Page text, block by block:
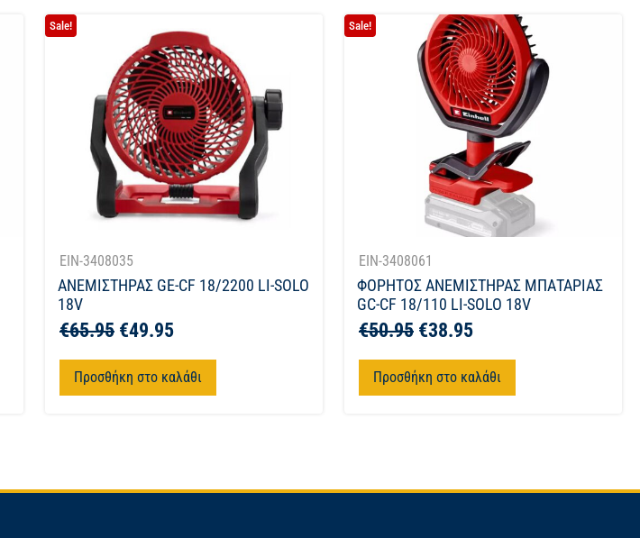
Sale!
EIN-3408035
ΑΝΕΜΙΣΤΗΡΑΣ GE-CF 18/2200 LI-SOLO
18V
€65.95 €49.95
Προσθήκη στο καλάθι
Sale!
EIN-3408061
ΦΟΡΗΤΟΣ ΑΝΕΜΙΣΤΗΡΑΣ ΜΠΑΤΑΡΙΑΣ
GC-CF 18/110 LI-SOLO 18V
€50.95 €38.95
Προσθήκη στο καλάθι